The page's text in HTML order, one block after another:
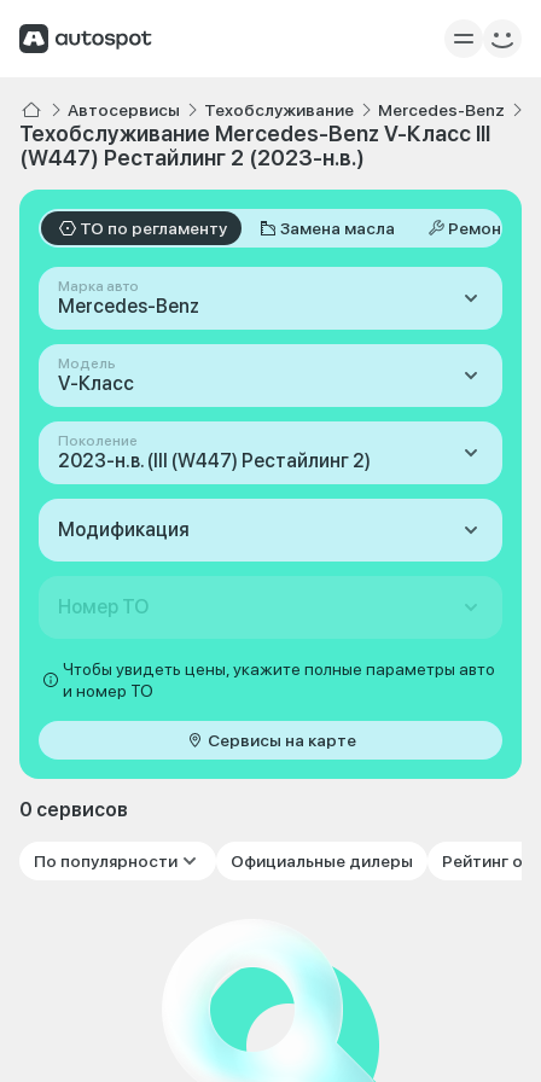
Автосервисы Техобслуживание Mercedes-Benz
Техобслуживание Mercedes-Benz V-Класс III
(W447) Рестайлинг 2 (2023-н.в.)
ТО по регламенту Замена масла Ремонт
Марка авто
Mercedes-Benz
Модель
V-Класс
Поколение
2023-н.в. (III (W447) Рестайлинг 2)
Модификация
Номер ТО
Чтобы увидеть цены, укажите полные параметры авто
и номер ТО
Сервисы на карте
0 сервисов
По популярности Официальные дилеры Рейтинг